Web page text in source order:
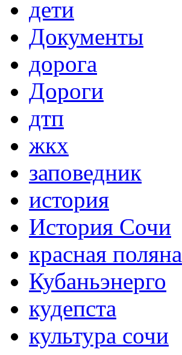
дети
Документы
дорога
Дороги
дтп
жкх
заповедник
история
История Сочи
красная поляна
Кубаньэнерго
кудепста
культура сочи